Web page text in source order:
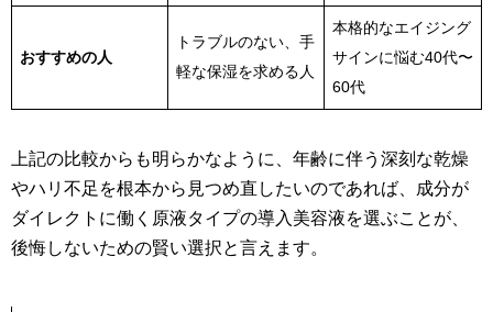
おすすめの人
トラブルのない、手
軽な保湿を求める人
本格的なエイジング
サインに悩む40代〜
60代
上記の比較からも明らかなように、年齢に伴う深刻な乾燥
やハリ不足を根本から見つめ直したいのであれば、成分が
ダイレクトに働く原液タイプの導入美容液を選ぶことが、
後悔しないための賢い選択と言えます。